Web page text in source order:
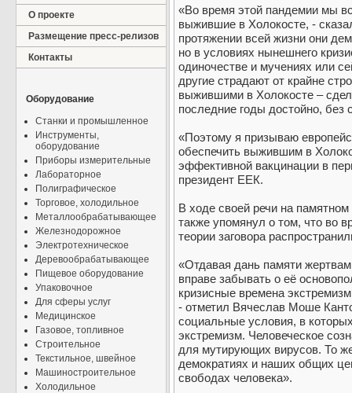
О проекте
Размещение пресс-релизов
Контакты
Оборудование
Станки и промышленное
Инструменты,
оборудование
Приборы измерительные
Лабораторное
Полиграфическое
Торговое, холодильное
Металлообрабатывающее
Железнодорожное
Электротехническое
Деревообрабатывающее
Пищевое оборудование
Упаковочное
Для сферы услуг
Медицинское
Газовое, топливное
Строительное
Текстильное, швейное
Машиностроительное
Холодильное
«Во время этой пандемии мы
выжившие в Холокосте, -
протяжении всей жизни они
но в условиях нынешнего
одиночестве и мучениях или
другие страдают от крайне
выжившими в Холокосте –
последние годы достойно, без
«Поэтому я призываю
обеспечить выжившим в
эффективной вакцинации в
президент ЕЕК.
В ходе своей речи на
также упомянул о том, что во
теории заговора
«Отдавая дань памяти
вправе забывать о её
кризисные времена
- отметил Вячеслав Моше
социальные условия, в
экстремизм. Человеческое
для мутирующих вирусов. То
демократиях и наших общих
свободах человека».